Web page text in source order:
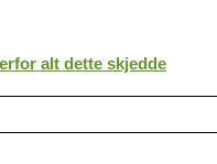
alt dette skjedde